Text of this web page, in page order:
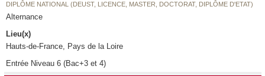
DIPLÔME NATIONAL (DEUST, LICENCE, MASTER, DOCTORAT, DIPLÔME D'ETAT)
Alternance
Lieu(x)
Hauts-de-France, Pays de la Loire
Entrée Niveau 6 (Bac+3 et 4)